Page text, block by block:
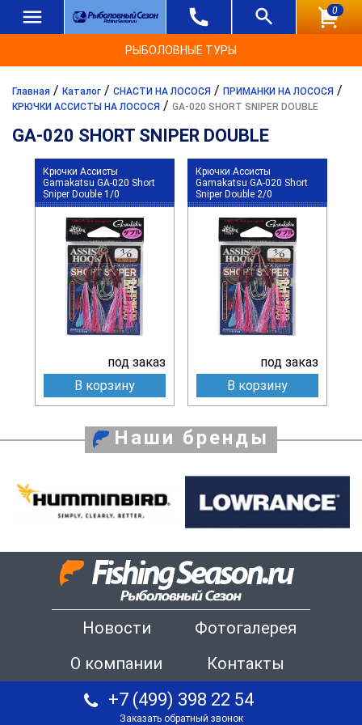
0
РЫБОЛОВНЫЕ ТУРЫ
Главная / Каталог / СНАСТИ НА ЛОСОСЯ / ПРИМАНКИ НА ЛОСОСЯ /
КРЮЧКИ АССИСТЫ НА ЛОСОСЯ / GA-020 SHORT SNIPER DOUBLE
GA-020 SHORT SNIPER DOUBLE
Крючки Ассисты
Gamakatsu GA-020 Short
Sniper Double 1/0
под заказ
В корзину
Крючки Ассисты
Gamakatsu GA-020 Short
Sniper Double 2/0
под заказ
В корзину
Наши бренды
Новости
Фотогалерея
О компании
Контакты
+7 (499) 398 22 54
Заказать обратный звонок